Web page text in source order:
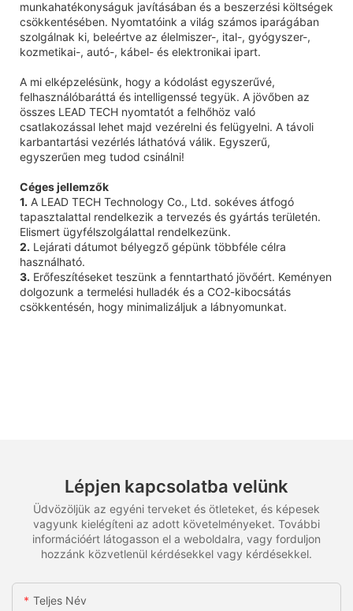
munkahatékonyságuk javításában és a beszerzési költségek
csökkentésében. Nyomtatóink a világ számos iparágában
szolgálnak ki, beleértve az élelmiszer-, ital-, gyógyszer-,
kozmetikai-, autó-, kábel- és elektronikai ipart.
A mi elképzelésünk, hogy a kódolást egyszerűvé,
felhasználóbaráttá és intelligenssé tegyük. A jövőben az
összes LEAD TECH nyomtatót a felhőhöz való
csatlakozással lehet majd vezérelni és felügyelni. A távoli
karbantartási vezérlés láthatóvá válik. Egyszerű,
egyszerűen meg tudod csinálni!
Céges jellemzők
1. A LEAD TECH Technology Co., Ltd. sokéves átfogó
tapasztalattal rendelkezik a tervezés és gyártás területén.
Elismert ügyfélszolgálattal rendelkezünk.
2. Lejárati dátumot bélyegző gépünk többféle célra
használható.
3. Erőfeszítéseket teszünk a fenntartható jövőért. Keményen
dolgozunk a termelési hulladék és a CO2-kibocsátás
csökkentésén, hogy minimalizáljuk a lábnyomunkat.
Lépjen kapcsolatba velünk
Üdvözöljük az egyéni terveket és ötleteket, és képesek
vagyunk kielégíteni az adott követelményeket. További
információért látogasson el a weboldalra, vagy forduljon
hozzánk közvetlenül kérdésekkel vagy kérdésekkel.
Teljes Név